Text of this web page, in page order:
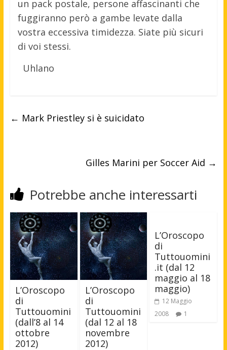
un pack postale, persone affascinanti che
fuggiranno però a gambe levate dalla
vostra eccessiva timidezza. Siate più sicuri
di voi stessi.
Uhlano
← Mark Priestley si è suicidato
Gilles Marini per Soccer Aid →
Potrebbe anche interessarti
L’Oroscopo
di
Tuttouomini
(dall’8 al 14
ottobre
2012)
L’Oroscopo
di
Tuttouomini
(dal 12 al 18
novembre
2012)
L’Oroscopo
di
Tuttouomini
.it (dal 12
maggio al 18
maggio)
12 Maggio
2008
1